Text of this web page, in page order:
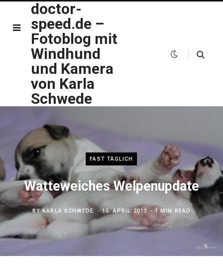
doctor-
speed.de –
Fotoblog mit
Windhund
und Kamera
von Karla
Schwede
FAST TÄGLICH
Watteweiches Welpenupdate
BYKARLA SCHWEDE 15. APRIL 2013 1 MIN READ